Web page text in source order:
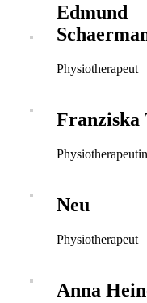
Edmund
Physiotherapeut
Franziska
Physiotherapeutin
Neu
Physiotherapeut
Anna